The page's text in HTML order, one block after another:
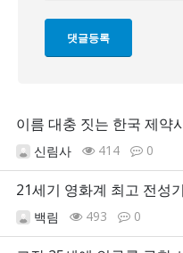
이름 대충 짓는 한국 제약
신림사 414 0
21세기 영화계 최고 전성
백림 493 0